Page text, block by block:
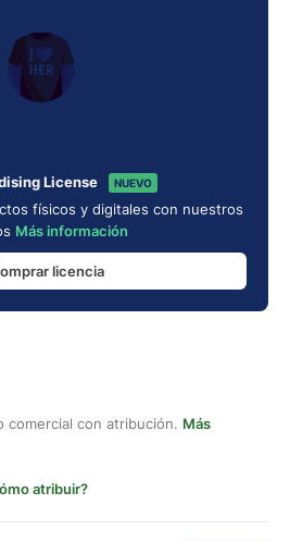
License NUEVO
físicos y digitales con nuestros
Más información
licencia
comercial con atribución. Más
atribuir?